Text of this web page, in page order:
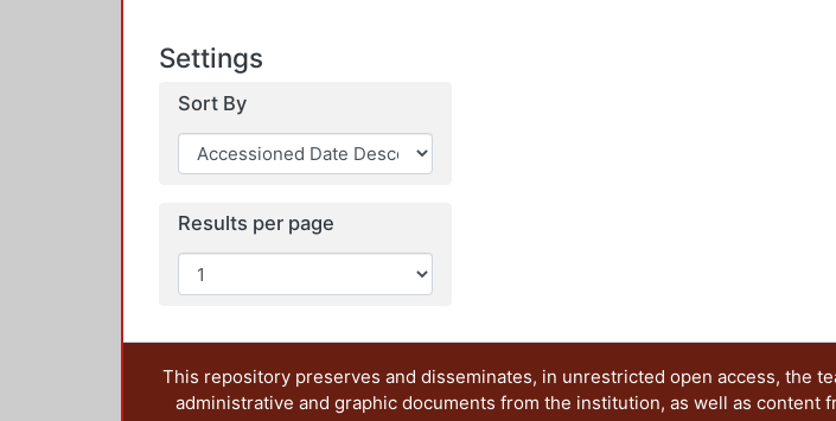
Settings
Sort By
Results per page
This repository preserves and disseminates, in unrestricted open access, the
administrative and graphic documents from the institution, as well as